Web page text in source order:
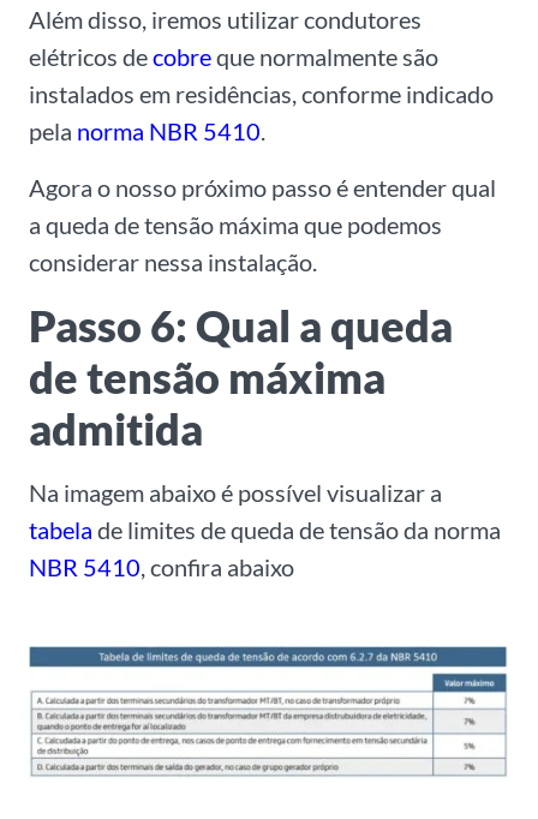
Além disso, iremos utilizar condutores
elétricos decobreque normalmente são
instalados em residências, conforme indicado
pela norma NBR 5410.
Agora o nosso próximo passo é entender qual
a queda de tensão máxima que podemos
considerar nessa instalação.
Passo 6: Qual a queda
de tensão máxima
admitida
Na imagem abaixo é possível visualizar a
tabela de limites de queda de tensão da norma
NBR 5410, confira abaixo